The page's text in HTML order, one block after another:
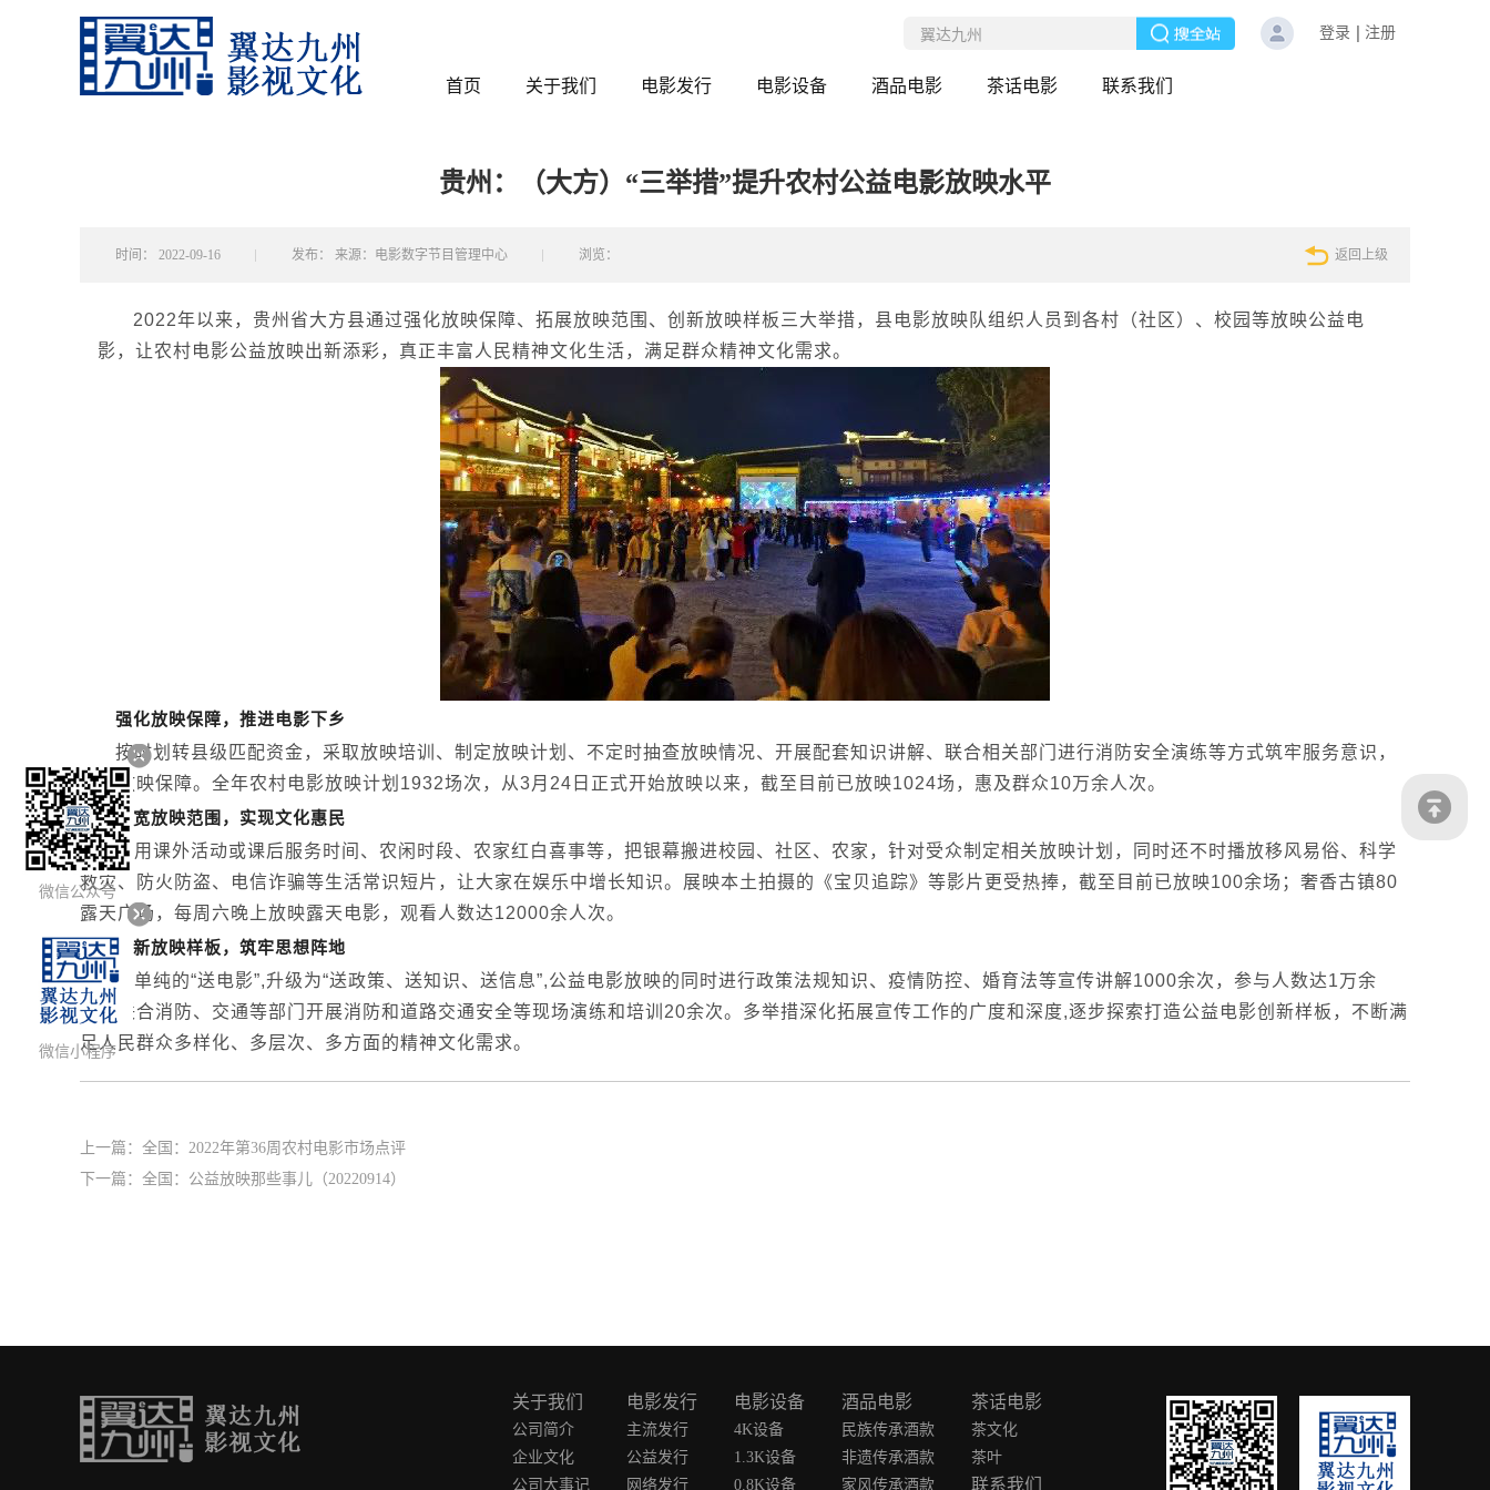
登录 注册
首页 关于我们 电影发行 电影设备 酒品电影 茶话电影 联系我们
贵州：（大方）“三举措”提升农村公益电影放映水平
时间： 2022-09-16 发布： 来源：电影数字节目管理中心 浏览： 返回上级
2022年以来，贵州省大方县通过强化放映保障、拓展放映范围、创新放映样板三大举措，县电影放映队组织人员到各村（社区）、校园等放映公益电
影，让农村电影公益放映出新添彩，真正丰富人民精神文化生活，满足群众精神文化需求。
强化放映保障，推进电影下乡
按时划转县级匹配资金，采取放映培训、制定放映计划、不定时抽查放映情况、开展配套知识讲解、联合相关部门进行消防安全演练等方式筑牢服务意识，
强化放映保障。全年农村电影放映计划1932场次，从3月24日正式开始放映以来，截至目前已放映1024场，惠及群众10万余人次。
拓宽放映范围，实现文化惠民
利用课外活动或课后服务时间、农闲时段、农家红白喜事等，把银幕搬进校园、社区、农家，针对受众制定相关放映计划，同时还不时播放移风易俗、科学
救灾、防火防盗、电信诈骗等生活常识短片，让大家在娱乐中增长知识。展映本土拍摄的《宝贝追踪》等影片更受热捧，截至目前已放映100余场；奢香古镇80
露天广场，每周六晚上放映露天电影，观看人数达12000余人次。
创新放映样板，筑牢思想阵地
将单纯的“送电影”,升级为“送政策、送知识、送信息”,公益电影放映的同时进行政策法规知识、疫情防控、婚育法等宣传讲解1000余次，参与人数达1万余
人，联合消防、交通等部门开展消防和道路交通安全等现场演练和培训20余次。多举措深化拓展宣传工作的广度和深度,逐步探索打造公益电影创新样板，不断满
足人民群众多样化、多层次、多方面的精神文化需求。
上一篇： 全国：2022年第36周农村电影市场点评
下一篇： 全国：公益放映那些事儿（20220914）
微信公众号
微信小程序
关于我们
公司简介
企业文化
公司大事记
电影发行
主流发行
公益发行
网络发行
电影设备
4K设备
1.3K设备
0.8K设备
酒品电影
民族传承酒款
非遗传承酒款
家风传承酒款
茶话电影
茶文化
茶叶
联系我们